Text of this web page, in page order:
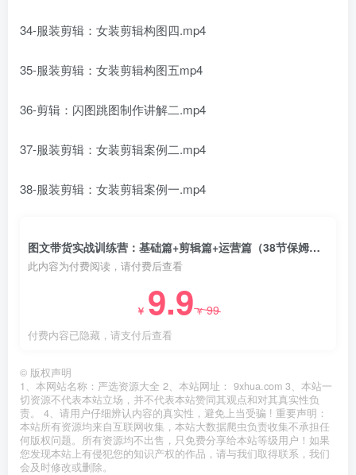
34-服装剪辑：女装剪辑构图四.mp4
35-服装剪辑：女装剪辑构图五mp4
36-剪辑：闪图跳图制作讲解二.mp4
37-服装剪辑：女装剪辑案例二.mp4
38-服装剪辑：女装剪辑案例一.mp4
图文带货实战训练营：基础篇+剪辑篇+运营篇（38节保姆级教程）
此内容为付费阅读，请付费后查看
￥ 9.9￥99
付费内容已隐藏，请支付后查看
© 版权声明
1、本网站名称：严选资源大全 2、本站网址： 9xhua.com 3、本站一
切资源不代表本站立场，并不代表本站赞同其观点和对其真实性负
责。 4、请用户仔细辨认内容的真实性，避免上当受骗 ! 重要声明：
本站所有资源均来自互联网收集，本站大数据爬虫负责收集不承担任
何版权问题。所有资源均不出售，只免费分享给本站等级用户！如果
您发现本站上有侵犯您的知识产权的作品，请与我们取得联系，我们
会及时修改或删除。